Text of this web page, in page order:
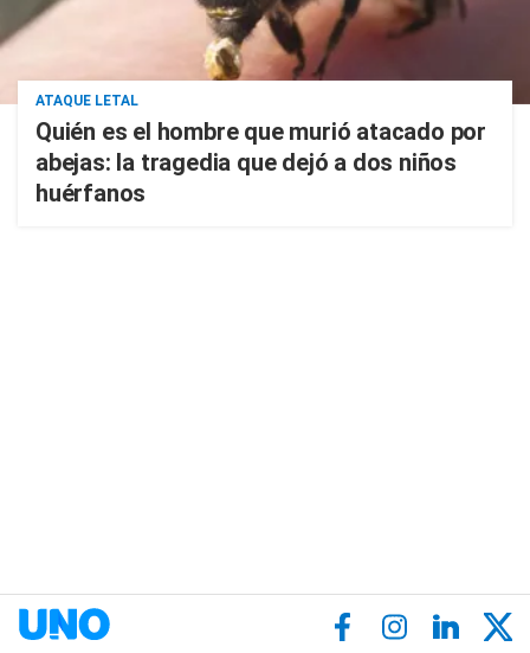
ATAQUE LETAL
Quién es el hombre que murió atacado por
abejas: la tragedia que dejó a dos niños
huérfanos